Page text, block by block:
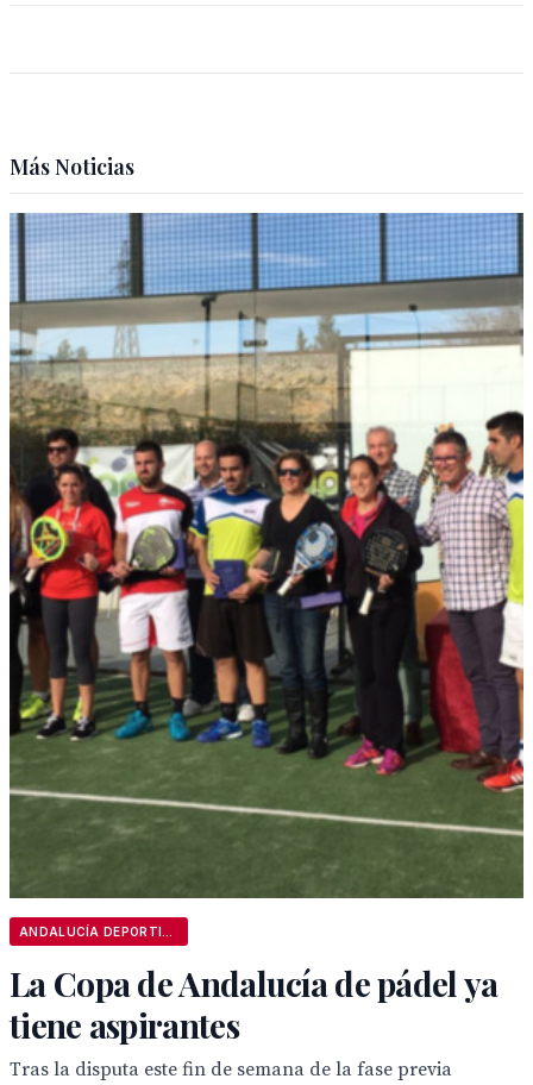
Más Noticias
La Copa de Andalucía de pádel ya
tiene aspirantes
Tras la disputa este fin de semana de la fase previa